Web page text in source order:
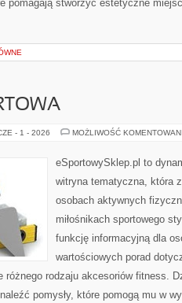
pomagają stworzyć estetyczne
- 1 - 2026 MOŻLIWOŚĆ
eSportowySklep.pl to
witryna tematyczna, która
osobach aktywnych
miłośnikach sportowego
funkcję informacyjną dla
wartościowych porad
różnego rodzaju akcesoriów fitness.
pomysły, które pomogą mu w